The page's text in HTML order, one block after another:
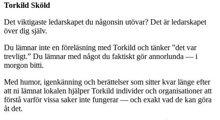
Torkild Sköld
Det viktigaste ledarskapet du någonsin utövar? Det är ledarskapet
över dig själv.
Du lämnar inte en föreläsning med Torkild och tänker ”det var
trevligt.” Du lämnar med något du faktiskt gör annorlunda — i
morgon bitti.
Med humor, igenkänning och berättelser som sitter kvar länge efter
att ni lämnat lokalen hjälper Torkild individer och organisationer att
förstå varför vissa saker inte fungerar — och exakt vad de kan göra
åt det.